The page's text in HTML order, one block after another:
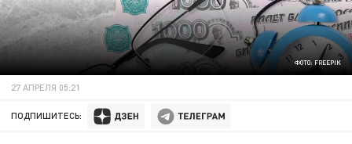
ФОТО: FREEPIK
27 АПРЕЛЯ 05:21
ПОДПИШИТЕСЬ: